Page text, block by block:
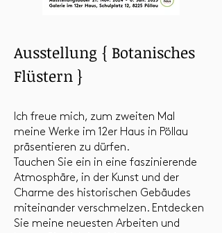
Ausstellung { Botanisches
Flüstern }
Ich freue mich, zum zweiten Mal
meine Werke im 12er Haus in Pöllau
präsentieren zu dürfen.
Tauchen Sie ein in eine faszinierende
Atmosphäre, in der Kunst und der
Charme des historischen Gebäudes
miteinander verschmelzen. Entdecken
Sie meine neuesten Arbeiten und